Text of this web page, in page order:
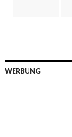
WERBUNG